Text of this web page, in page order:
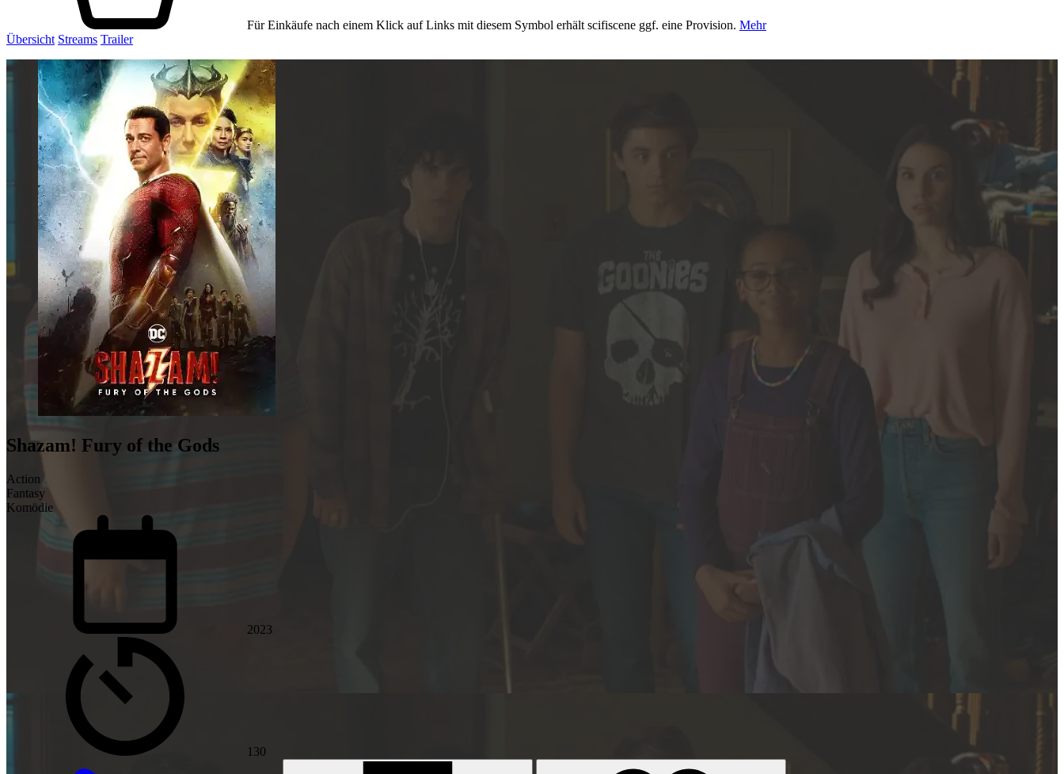
Für Einkäufe nach einem Klick auf Links mit diesem Symbol erhält scifiscene ggf. eine Provision. Mehr
Übersicht Streams Trailer
Shazam! Fury of the Gods
Action
Fantasy
Komödie
2023
130